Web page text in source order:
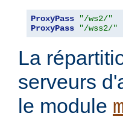
ProxyPass "/ws2/"
ProxyPass
"/wss2/"
La
serveurs
le module